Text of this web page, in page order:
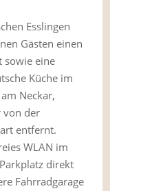
Esslingen
Gästen einen
sowie eine
Küche im
Neckar,
von der
entfernt.
WLAN im
direkt
Fahrradgarage